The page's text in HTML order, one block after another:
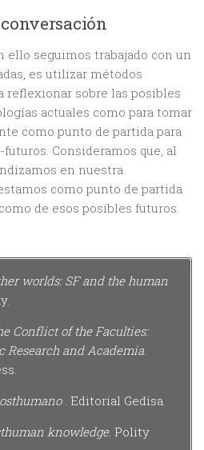
ello seguimos trabajado con un
es utilizar métodos
reflexionar sobre las posibles
actuales como para tomar
como punto de partida para
Consideramos que, al
en nuestra
como punto de partida
de esos posibles futuros.
worlds: SF and the human
Conflict of the Faculties:
Research and Academia
. Editorial Gedisa.
knowledge. Polity